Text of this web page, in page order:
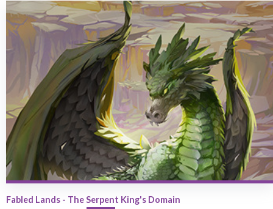
Fabled Lands - The Serpent King's Domain